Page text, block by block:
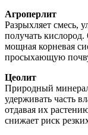
Агроперлит
Разрыхляет смесь,
получать
мощная корневая
просыхающую
Цеолит
Природный
удерживать часть
отдавая их
снижает риск